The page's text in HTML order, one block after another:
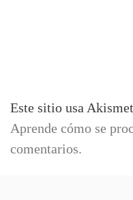
Este sitio usa
Aprende cómo se
comentarios.